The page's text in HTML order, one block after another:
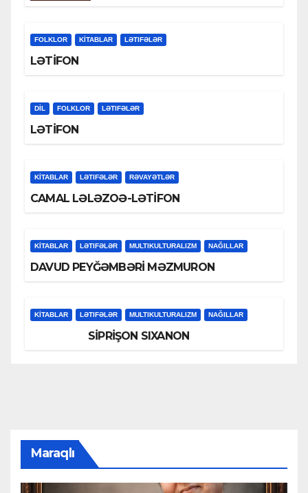
FOLKLOR KİTABLAR LƏTIFƏLƏR
LƏTİFON
DİL FOLKLOR LƏTIFƏLƏR
LƏTİFON
KİTABLAR LƏTIFƏLƏR RƏVAYƏTLƏR
CAMAL LƏLƏZOƏ-LƏTİFON
KİTABLAR LƏTIFƏLƏR MULTIKULTURALIZM NAĞILLAR
DAVUD PEYĞƏMBƏRİ MƏZMURON
KİTABLAR LƏTIFƏLƏR MULTIKULTURALIZM NAĞILLAR
SİPRİŞON SIXANON
Maraqlı